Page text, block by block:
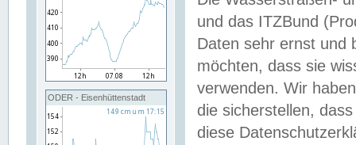
ODER - Eisenhüttenstadt
und das ITZBund
Daten sehr ernst und
möchten, dass sie
verwenden. Wir
die sicherstellen,
diese